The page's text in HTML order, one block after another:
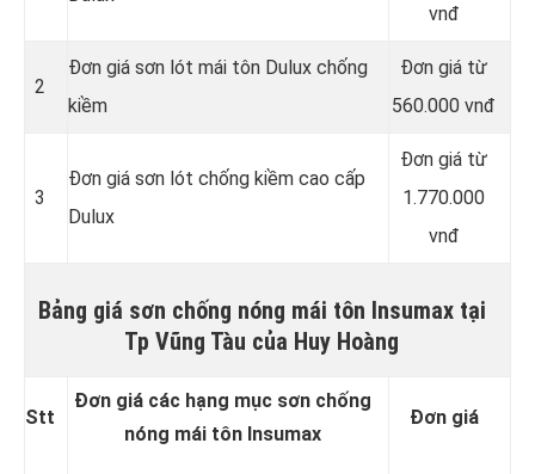
vnđ
2
Đơn giá sơn lót mái tôn Dulux chống
kiềm
Đơn giá từ
560.000 vnđ
3
Đơn giá sơn lót chống kiềm cao cấp
Dulux
Đơn giá từ
1.770.000
vnđ
Bảng giá sơn chống nóng mái tôn Insumax tại
Tp Vũng Tàu của Huy Hoàng
Stt
Đơn giá các hạng mục sơn chống
nóng mái tôn Insumax
Đơn giá